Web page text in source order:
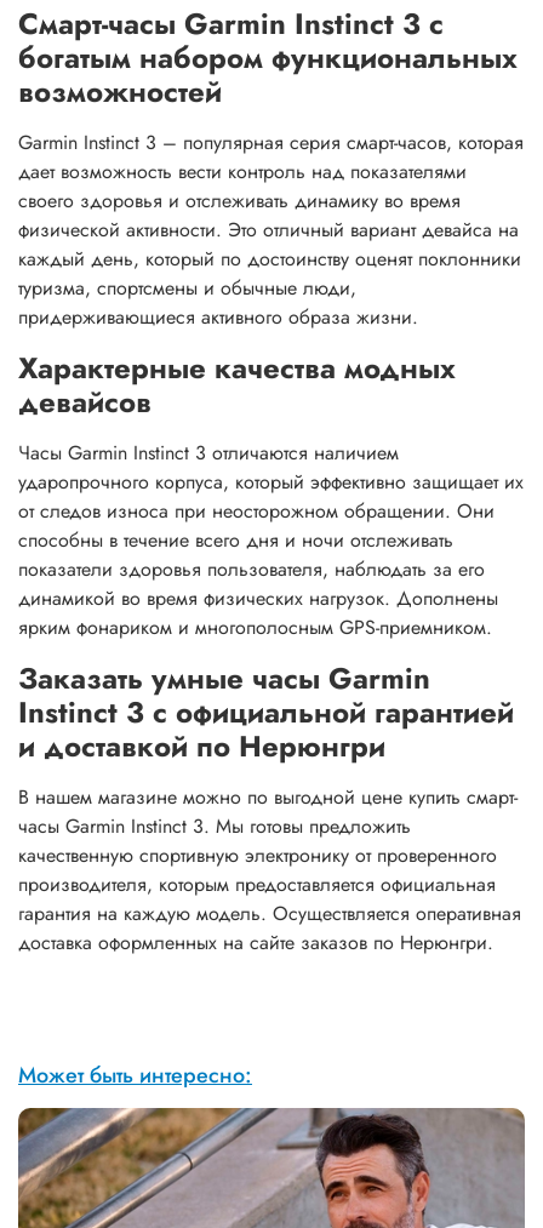
Смарт-часы Garmin Instinct 3 с
богатым набором функциональных
возможностей
Garmin Instinct 3 – популярная серия смарт-часов, которая
дает возможность вести контроль над показателями
своего здоровья и отслеживать динамику во время
физической активности. Это отличный вариант девайса на
каждый день, который по достоинству оценят поклонники
туризма, спортсмены и обычные люди,
придерживающиеся активного образа жизни.
Характерные качества модных
девайсов
Часы Garmin Instinct 3 отличаются наличием
ударопрочного корпуса, который эффективно защищает их
от следов износа при неосторожном обращении. Они
способны в течение всего дня и ночи отслеживать
показатели здоровья пользователя, наблюдать за его
динамикой во время физических нагрузок. Дополнены
ярким фонариком и многополосным GPS-приемником.
Заказать умные часы Garmin
Instinct 3 с официальной гарантией
и доставкой по Нерюнгри
В нашем магазине можно по выгодной цене купить смарт-
часы Garmin Instinct 3. Мы готовы предложить
качественную спортивную электронику от проверенного
производителя, которым предоставляется официальная
гарантия на каждую модель. Осуществляется оперативная
доставка оформленных на сайте заказов по Нерюнгри.
Может быть интересно: